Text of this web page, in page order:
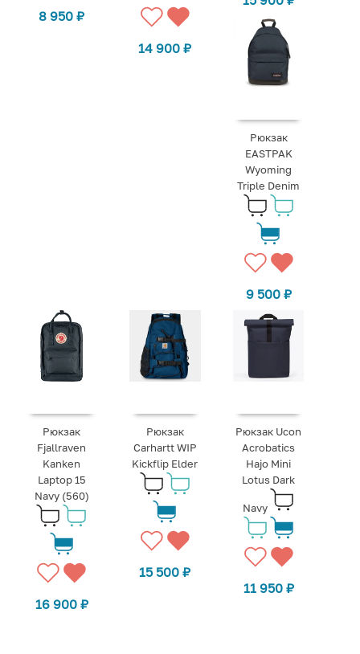
8 950₽
14 900₽
Рюкзак
EASTPAK
Wyoming
Triple Denim
9 500 ₽
Рюкзак
Fjallraven
Kanken
Laptop 15
Navy (560)
16 900 ₽
Рюкзак
Carhartt WIP
Kickflip Elder
15 500₽
Рюкзак Ucon
Acrobatics
Hajo Mini
Lotus Dark
Navy
11 950 ₽